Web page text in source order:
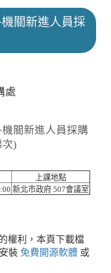
關新進人員採
處
關新進人員採購
次)
上課地點
新北市政府 507會議室
權利，本頁下載檔
裝 免費開源軟體 或